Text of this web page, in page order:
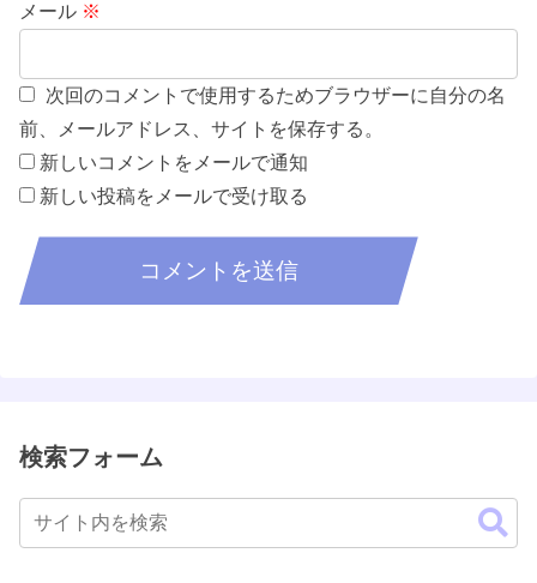
メール ※
次回のコメントで使用するためブラウザーに自分の名
前、メールアドレス、サイトを保存する。
新しいコメントをメールで通知
新しい投稿をメールで受け取る
検索フォーム